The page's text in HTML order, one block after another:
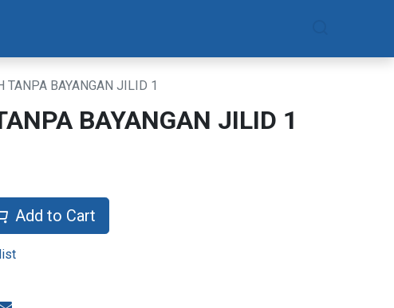
TANPA BAYANGAN JILID 1
BAYANGAN JILID 1
Add to Cart